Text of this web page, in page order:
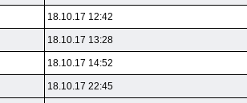
18.10.17 12:42
18.10.17 13:28
18.10.17 14:52
18.10.17 22:45